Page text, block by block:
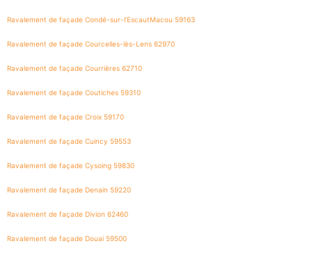
Ravalement de façade Condé-sur-l’EscautMacou 59163
Ravalement de façade Courcelles-lès-Lens 62970
Ravalement de façade Courrières 62710
Ravalement de façade Coutiches 59310
Ravalement de façade Croix 59170
Ravalement de façade Cuincy 59553
Ravalement de façade Cysoing 59830
Ravalement de façade Denain 59220
Ravalement de façade Divion 62460
Ravalement de façade Douai 59500